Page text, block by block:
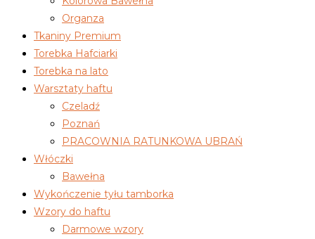
Organza
Tkaniny Premium
Torebka Hafciarki
Torebka na lato
Warsztaty haftu
Czeladź
Poznań
PRACOWNIA RATUNKOWA UBRAŃ
Włóczki
Bawełna
Wykończenie tyłu tamborka
Wzory do haftu
Darmowe wzory